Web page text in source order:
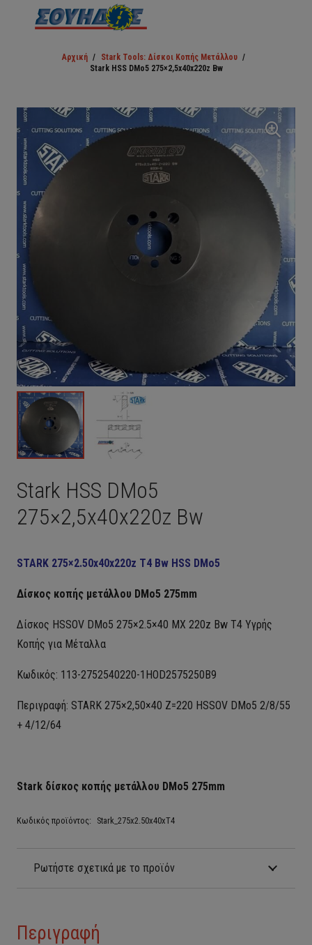
Αρχική / Stark Tools: Δίσκοι Κοπής Μετάλλου /
Stark HSS DMo5 275×2,5x40x220z Bw
Stark HSS DMo5
275×2,5x40x220z Bw
STARK 275×2.50x40x220z T4 Bw HSS DMo5
Δίσκος κοπής μετάλλου DMo5 275mm
Δίσκος HSSOV DMo5 275×2.5×40 MX 220z Bw T4 Yγρής
Kοπής για Μέταλλα
Κωδικός: 113-2752540220-1HOD2575250B9
Περιγραφή: STARK 275×2,50×40 Z=220 HSSOV DMo5 2/8/55
+ 4/12/64
Stark δίσκος κοπής μετάλλου DMo5 275mm
Κωδικός προϊόντος: Stark_275x2.50x40xT4
Ρωτήστε σχετικά με το προϊόν
Περιγραφή